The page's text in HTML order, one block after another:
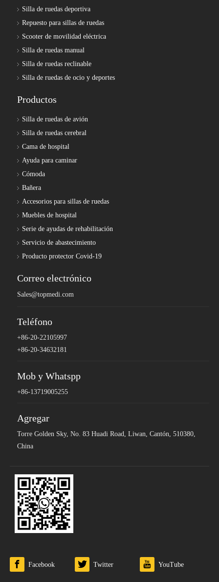
Silla de ruedas deportiva
Repuesto para sillas de ruedas
Scooter de movilidad eléctrica
Silla de ruedas manual
Silla de ruedas reclinable
Silla de ruedas de ocio y deportes
Productos
Silla de ruedas de avión
Silla de ruedas cerebral
Cama de hospital
Ayuda para caminar
Cómoda
Bañera
Accesorios para sillas de ruedas
Muebles de hospital
Serie de ayudas de rehabilitación
Servicio de abastecimiento
Producto protector Covid-19
Correo electrónico
Sales@topmedi.com
Teléfono
+86-20-22105997
+86-20-34632181
Mob y Whatspp
+86-13719005255
Agregar
Torre Golden Sky, No. 83 Huadi Road, Liwan, Cantón, 510380,
China
Facebook Twitter YouTube